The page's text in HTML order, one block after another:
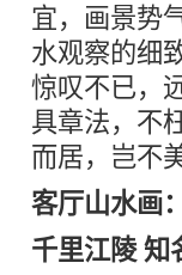
宜，画景势
水观察的细
惊叹不已，
具章法，不
而居，岂不
客厅山水画
千里江陵 知